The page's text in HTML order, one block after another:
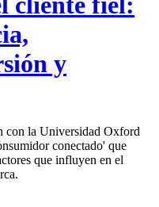
y
con la Universidad Oxford
conectado' que
que influyen en el